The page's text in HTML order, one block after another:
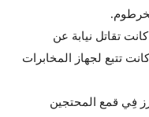
تقاتل نيابة عن
تتبع لجهاز المخابرات
فِي قمع المحتجين